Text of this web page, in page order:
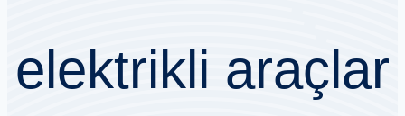
elektrikli araçlar